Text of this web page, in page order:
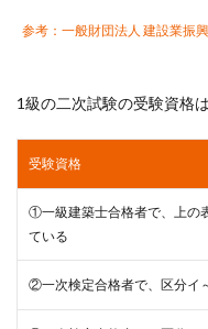
参考：一般財団法人 建設業振
1級の二次試験の受験資格
受験資格
①一級建築士合格者で、上の
ている
②一次検定合格者で、区分イ